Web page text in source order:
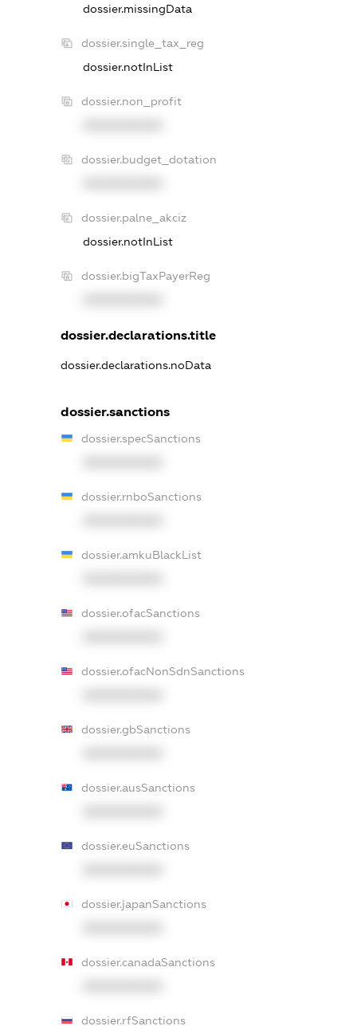
dossier.missingData
dossier.single_tax_reg
dossier.notInList
dossier.non_profit
dossier.budget_dotation
dossier.palne_akciz
dossier.notInList
dossier.bigTaxPayerReg
dossier.declarations.title
dossier.declarations.noData
dossier.sanctions
dossier.specSanctions
dossier.rnboSanctions
dossier.amkuBlackList
dossier.ofacSanctions
dossier.ofacNonSdnSanctions
dossier.gbSanctions
dossier.ausSanctions
dossier.euSanctions
dossier.japanSanctions
dossier.canadaSanctions
dossier.rfSanctions